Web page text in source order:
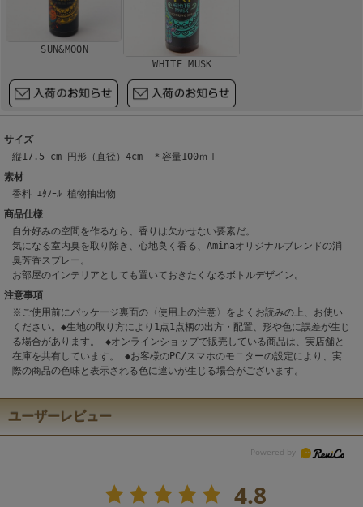
SUN&MOON
WHITE MUSK
サイズ
縦17.5 cm 円形（直径）4cm ＊容量100ｍｌ
素材
香料 ｴﾀﾉｰﾙ 植物抽出物
商品仕様
自分好みの空間を作るなら、香りは欠かせない要素だ。
気になる室内臭を取り除き、心地良く香る、Aminaオリジナルブレンドの消
臭芳香スプレー。
お部屋のインテリアとしても置いておきたくなるボトルデザイン。
注意事項
※ご使用前にパッケージ裏面の〈使用上の注意〉をよくお読みの上、お使い
ください。◆生地の取り方により1点1点柄の出方・配置、形や色に誤差が生じ
る場合があります。 ◆オンラインショップで販売している商品は、実店舗と
在庫を共有しています。 ◆お客様のPC/スマホのモニターの設定により、実
際の商品の色味と表示される色に違いが生じる場合がございます。
ユーザーレビュー
4.8